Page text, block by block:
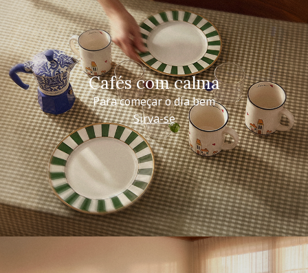
Cafés com calma
Para começar o dia bem
Sirva-se